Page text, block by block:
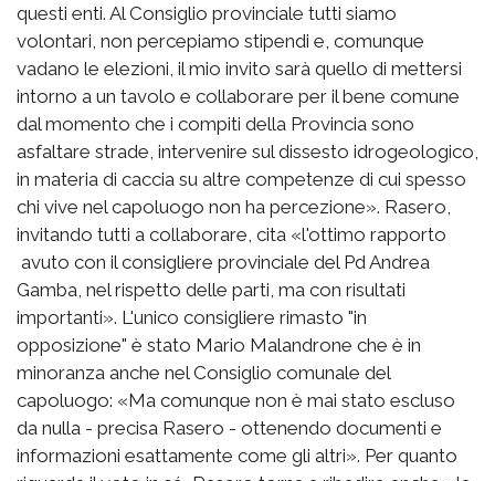
questi enti. Al Consiglio provinciale tutti siamo
volontari, non percepiamo stipendi e, comunque
vadano le elezioni, il mio invito sarà quello di mettersi
intorno a un tavolo e collaborare per il bene comune
dal momento che i compiti della Provincia sono
asfaltare strade, intervenire sul dissesto idrogeologico,
in materia di caccia su altre competenze di cui spesso
chi vive nel capoluogo non ha percezione». Rasero,
invitando tutti a collaborare, cita «l'ottimo rapporto
avuto con il consigliere provinciale del Pd Andrea
Gamba, nel rispetto delle parti, ma con risultati
importanti». L'unico consigliere rimasto "in
opposizione" è stato Mario Malandrone che è in
minoranza anche nel Consiglio comunale del
capoluogo: «Ma comunque non è mai stato escluso
da nulla - precisa Rasero - ottenendo documenti e
informazioni esattamente come gli altri». Per quanto